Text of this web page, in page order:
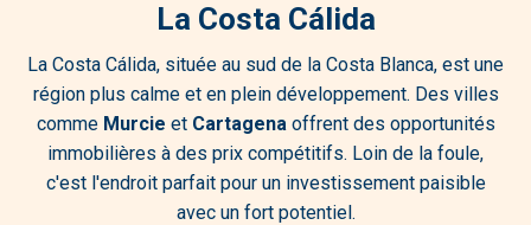
La Costa Cálida
La Costa Cálida, située au sud de la Costa Blanca, est une
région plus calme et en plein développement. Des villes
comme Murcie et Cartagena offrent des opportunités
immobilières à des prix compétitifs. Loin de la foule,
c'est l'endroit parfait pour un investissement paisible
avec un fort potentiel.